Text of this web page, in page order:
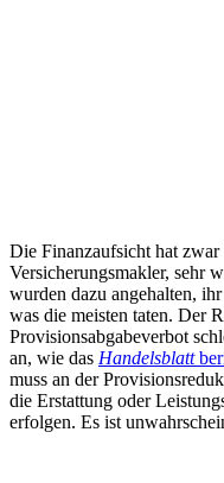
Die Finanzaufsicht hat
Versicherungsmakler, sehr
wurden dazu angehalten,
was die meisten taten. Der
Provisionsabgabeverbot
an, wie das Handelsblatt
muss an der
die Erstattung oder
erfolgen. Es ist